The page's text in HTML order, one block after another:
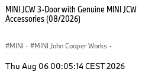
MINI JCW 3-Door with Genuine MINI JCW
Accessories (08/2026)
MINI · MINI John Cooper Works ·
Optional Extras, Accessories
Thu Aug 06 00:05:14 CEST 2026